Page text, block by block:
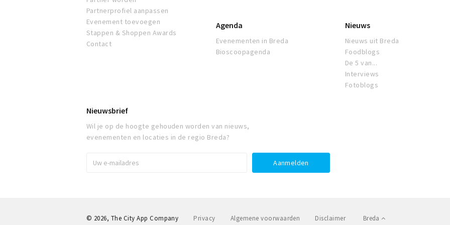
Partnerprofiel aanpassen
Evenement toevoegen
Stappen & Shoppen Awards
Contact
Agenda
Evenementen in Breda
Bioscoopagenda
Nieuws
Nieuws uit Breda
Foodblogs
De 5 van...
Interviews
Fotoblogs
Nieuwsbrief
Wil je op de hoogte gehouden worden van nieuws,
evenementen en locaties in de regio Breda?
Privacy Algemene voorwaarden Disclaimer Breda
© 2026, The City App Company